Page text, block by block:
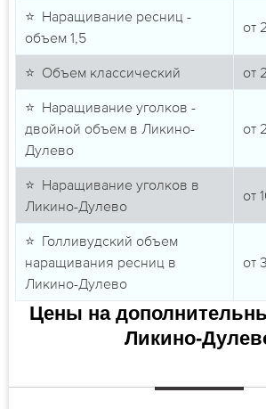
⭐ Наращивание ресниц -
объем 1,5
от
⭐ Объем классический от
⭐ Наращивание уголков -
двойной объем в Ликино-
Дулево
от
⭐ Наращивание уголков в
Ликино-Дулево
от
⭐ Голливудский объем
наращивания ресниц в
Ликино-Дулево
от
Цены на
Ликино-